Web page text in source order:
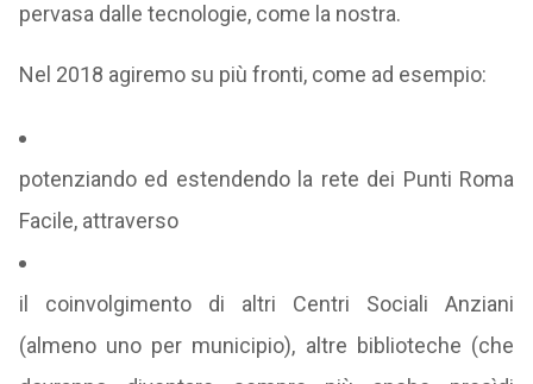
pervasa dalle tecnologie, come la nostra.
Nel 2018 agiremo su più fronti, come ad esempio:
potenziando ed estendendo la rete dei Punti Roma
Facile, attraverso
il coinvolgimento di altri Centri Sociali Anziani
(almeno uno per municipio), altre biblioteche (che